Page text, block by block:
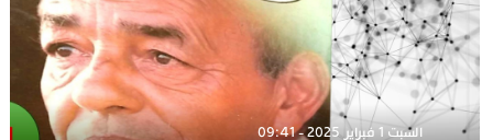
السبت 1 فبراير 2025 - 09:41